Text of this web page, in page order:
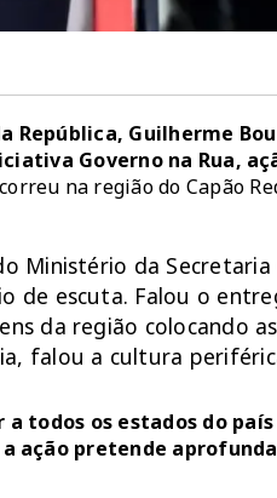
República, Guilherme
Governo na Rua,
na região do Capão
Ministério da
de escuta. Falou o
da região colocando
falou a cultura
todos os estados do
ação pretende